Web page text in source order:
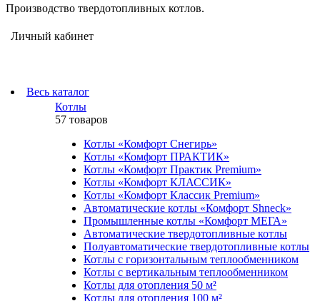
Производство твердотопливных котлов.
Личный кабинет
Весь каталог
Котлы
57 товаров
Котлы «Комфорт Снегирь»
Котлы «Комфорт ПРАКТИК»
Котлы «Комфорт Практик Premium»
Котлы «Комфорт КЛАССИК»
Котлы «Комфорт Классик Premium»
Автоматические котлы «Комфорт Shneck»
Промышленные котлы «Комфорт МЕГА»
Автоматические твердотопливные котлы
Полуавтоматические твердотопливные котлы
Котлы с горизонтальным теплообменником
Котлы с вертикальным теплообменником
Котлы для отопления 50 м²
Котлы для отопления 100 м²